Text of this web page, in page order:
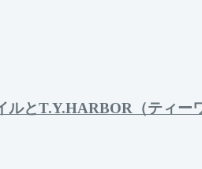
ルとT.Y.HARBOR（ティー